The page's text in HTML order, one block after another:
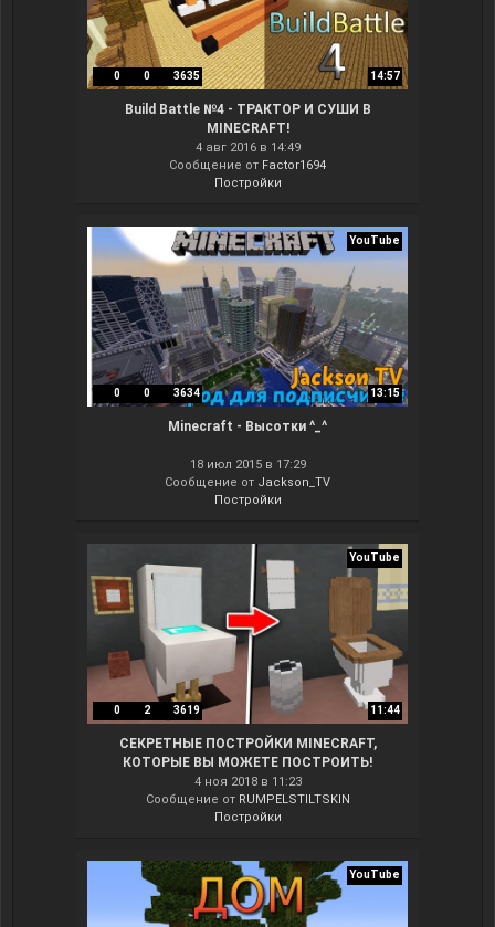
0 0 3635 14:57
Build Battle №4 - ТРАКТОР И СУШИ В
MINECRAFT!
4 авг 2016 в 14:49
Сообщение от Factor1694
Постройки
YouTube
0 0 3634 13:15
Minecraft - Высотки ^_^
18 июл 2015 в 17:29
Сообщение от Jackson_TV
Постройки
YouTube
0 2 3619 11:44
СЕКРЕТНЫЕ ПОСТРОЙКИ MINECRAFT,
КОТОРЫЕ ВЫ МОЖЕТЕ ПОСТРОИТЬ!
ТУТОРИАЛ АВТОМАТ В МАЙНКРАФТ ПОКУПКА
4 ноя 2018 в 11:23
Сообщение от RUMPELSTILTSKIN
Постройки
YouTube